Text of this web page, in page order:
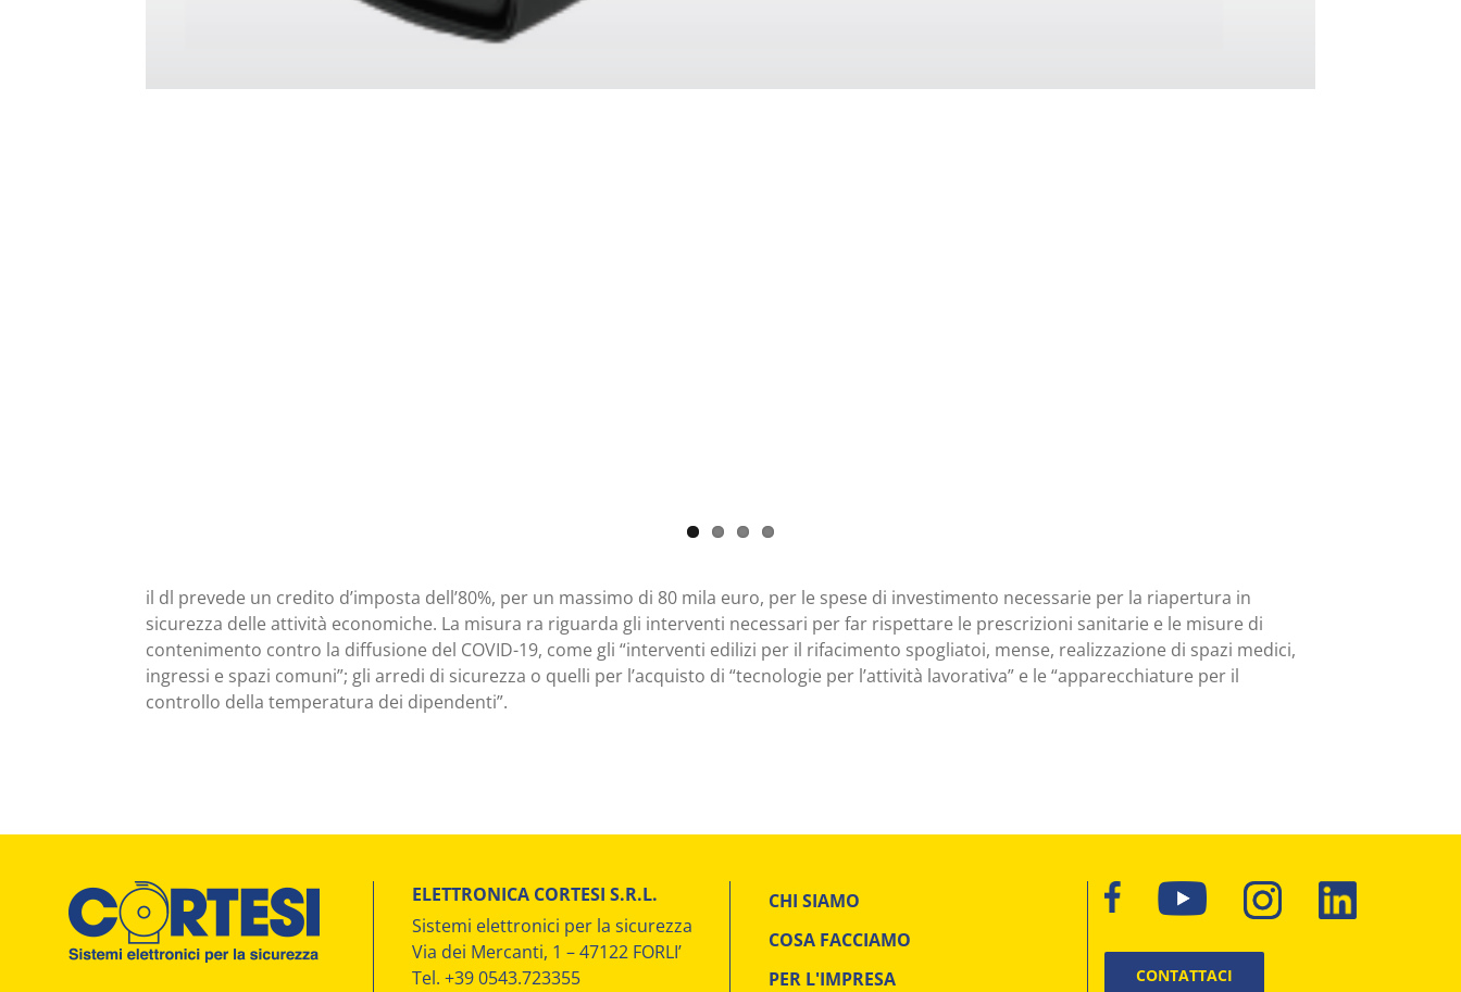
il dl prevede un credito d’imposta dell’80%, per un massimo di 80 mila euro, per le spese di investimento necessarie per la riapertura in
sicurezza delle attività economiche. La misura ra riguarda gli interventi necessari per far rispettare le prescrizioni sanitarie e le misure di
contenimento contro la diffusione del COVID-19, come gli “interventi edilizi per il rifacimento spogliatoi, mense, realizzazione di spazi medici,
ingressi e spazi comuni”; gli arredi di sicurezza o quelli per l’acquisto di “tecnologie per l’attività lavorativa” e le “apparecchiature per il
controllo della temperatura dei dipendenti”.
ELETTRONICA CORTESI S.R.L.
Sistemi elettronici per la sicurezza
Via dei Mercanti, 1 – 47122 FORLI’
Tel. +39 0543.723355
CHI SIAMO
COSA FACCIAMO
PER L'IMPRESA
CONTATTACI